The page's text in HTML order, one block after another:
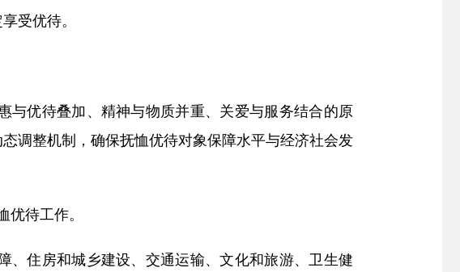
受优待。
与优待叠加、精神与物质并重、关爱与服务结合的原
调整机制，确保抚恤优待对象保障水平与经济社会发
待工作。
、住房和城乡建设、交通运输、文化和旅游、卫生健